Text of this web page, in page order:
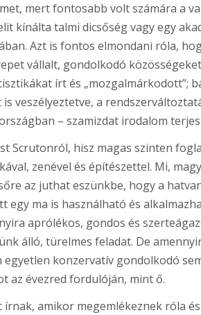
mert fontosabb volt számára a
kínálta talmi dicsőség vagy egy
Azt is fontos elmondani róla,
vállalt, gondolkodó
írt és „mozgalmárkodott”;
veszélyeztetve, a
– szamizdat irodalom
Scrutonról, hisz magas szinten
zenével és építészettel. Mi,
az juthat eszünkbe, hogy a
ma is használható és
aprólékos, gondos és
álló, türelmes feladat. De
konzervatív gondolkodó
az évezred fordulóján, mint ő.
amikor megemlékeznek róla